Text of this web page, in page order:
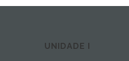
UNIDADE I